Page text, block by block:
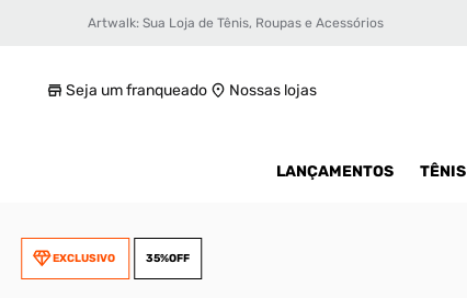
Artwalk: Sua Loja de Tênis, Roupas e Acessórios
Seja um franqueado Nossas lojas
LANÇAMENTOS TÊNIS
EXCLUSIVO 35%OFF
Tênis Asics Gel-Kayano 12.1 Unissex